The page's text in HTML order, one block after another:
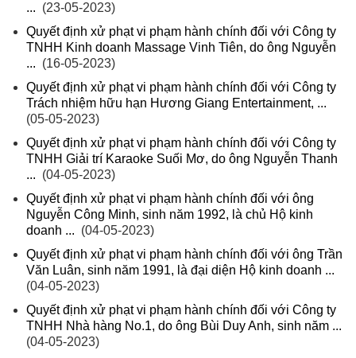
... (23-05-2023)
Quyết định xử phạt vi phạm hành chính đối với Công ty
TNHH Kinh doanh Massage Vinh Tiên, do ông Nguyễn
... (16-05-2023)
Quyết định xử phạt vi phạm hành chính đối với Công ty
Trách nhiệm hữu hạn Hương Giang Entertainment, ...
(05-05-2023)
Quyết định xử phạt vi phạm hành chính đối với Công ty
TNHH Giải trí Karaoke Suối Mơ, do ông Nguyễn Thanh
... (04-05-2023)
Quyết định xử phạt vi phạm hành chính đối với ông
Nguyễn Công Minh, sinh năm 1992, là chủ Hộ kinh
doanh ... (04-05-2023)
Quyết định xử phạt vi phạm hành chính đối với ông Trần
Văn Luân, sinh năm 1991, là đại diện Hộ kinh doanh ...
(04-05-2023)
Quyết định xử phạt vi phạm hành chính đối với Công ty
TNHH Nhà hàng No.1, do ông Bùi Duy Anh, sinh năm ...
(04-05-2023)